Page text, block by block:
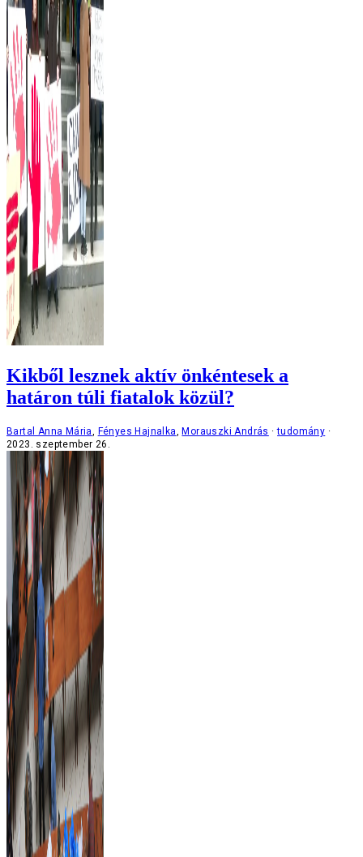
Kikből lesznek aktív önkéntesek a
határon túli fiatalok közül?
Bartal Anna Mária, Fényes Hajnalka, Morauszki András
tudomány
2023. szeptember 26.